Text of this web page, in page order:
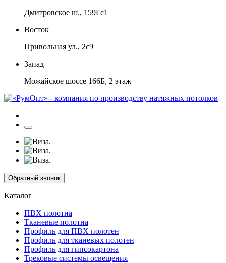
Дмитровское ш., 159Гс1
Восток
Привольная ул., 2с9
Запад
Можайское шоссе 166Б, 2 этаж
Обратный звонок
Каталог
ПВХ полотна
Тканевые полотна
Профиль для ПВХ полотен
Профиль для тканевых полотен
Профиль для гипсокартона
Трековые системы освещения